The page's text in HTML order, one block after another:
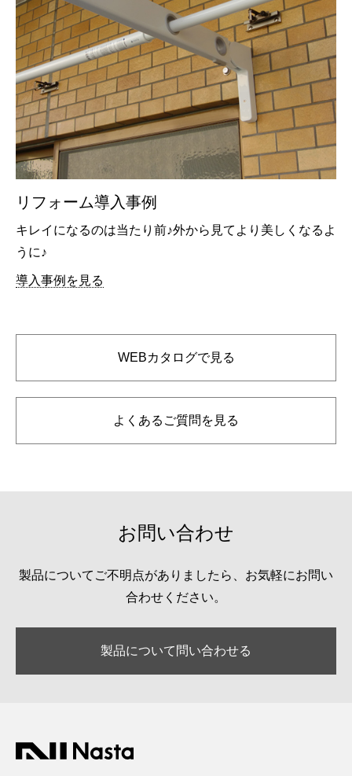
リフォーム導入事例
キレイになるのは当たり前♪外から見てより美しくなるよ
うに♪
導入事例を見る
WEBカタログで見る
よくあるご質問を見る
お問い合わせ
製品についてご不明点がありましたら、お気軽にお問い
合わせください。
製品について問い合わせる